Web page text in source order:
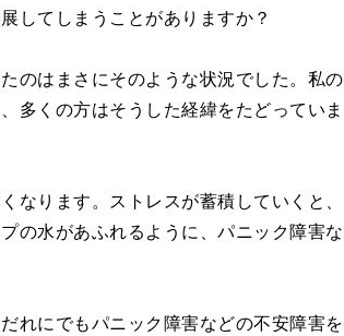
してしまうことがありますか？
のはまさにそのような状況でした。私の
多くの方はそうした経緯をたどっていま
なります。ストレスが蓄積していくと、
の水があふれるように、パニック障害な
れにでもパニック障害などの不安障害を